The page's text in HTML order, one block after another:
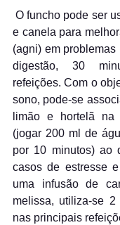
O funcho pode ser usado com gengibre
e canela para
(agni) em
digestão, 30
refeições. Com o
sono, pode-se
limão e hortelã na
(jogar 200 ml de
por 10 minutos) ao
casos de estresse
uma infusão de
melissa, utiliza-se
nas principais